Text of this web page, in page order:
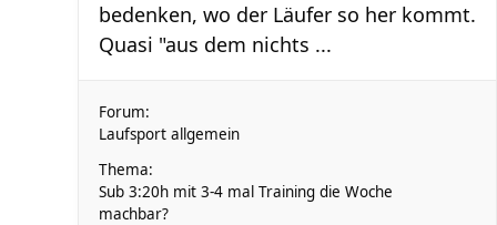
bedenken, wo der Läufer so her kommt.
Quasi "aus dem nichts ...
Forum:
Laufsport allgemein
Thema:
Sub 3:20h mit 3-4 mal Training die Woche
machbar?